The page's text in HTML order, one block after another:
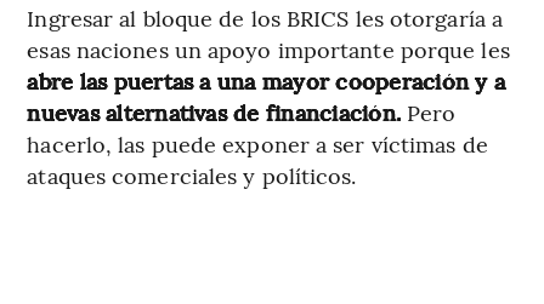
Ingresar al bloque de los BRICS les otorgaría a
esas naciones un apoyo importante porque les
abre las puertas a una mayor cooperación y a
nuevas alternativas de financiación. Pero
hacerlo, las puede exponer a ser víctimas de
ataques comerciales y políticos.